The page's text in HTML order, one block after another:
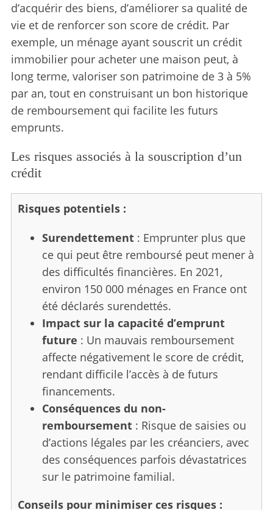
d’acquérir des biens, d’améliorer sa qualité de
vie et de renforcer son score de crédit. Par
exemple, un ménage ayant souscrit un crédit
immobilier pour acheter une maison peut, à
long terme, valoriser son patrimoine de 3 à 5%
par an, tout en construisant un bon historique
de remboursement qui facilite les futurs
emprunts.
Les risques associés à la souscription d’un
crédit
Risques potentiels :
Surendettement: Emprunter plus que
ce qui peut être remboursé peut mener à
des difficultés financières. En 2021,
environ 150 000 ménages en France ont
été déclarés surendettés.
Impact sur la capacité d’emprunt
future : Un mauvais remboursement
affecte négativement le score de crédit,
rendant difficile l’accès à de futurs
financements.
Conséquences du non-
remboursement: Risque de saisies ou
d’actions légales par les créanciers, avec
des conséquences parfois dévastatrices
sur le patrimoine familial.
Conseils pour minimiser ces risques :